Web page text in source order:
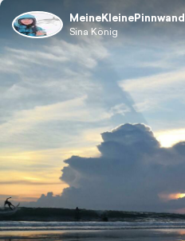
MeineKleinePinnwand
Sina König